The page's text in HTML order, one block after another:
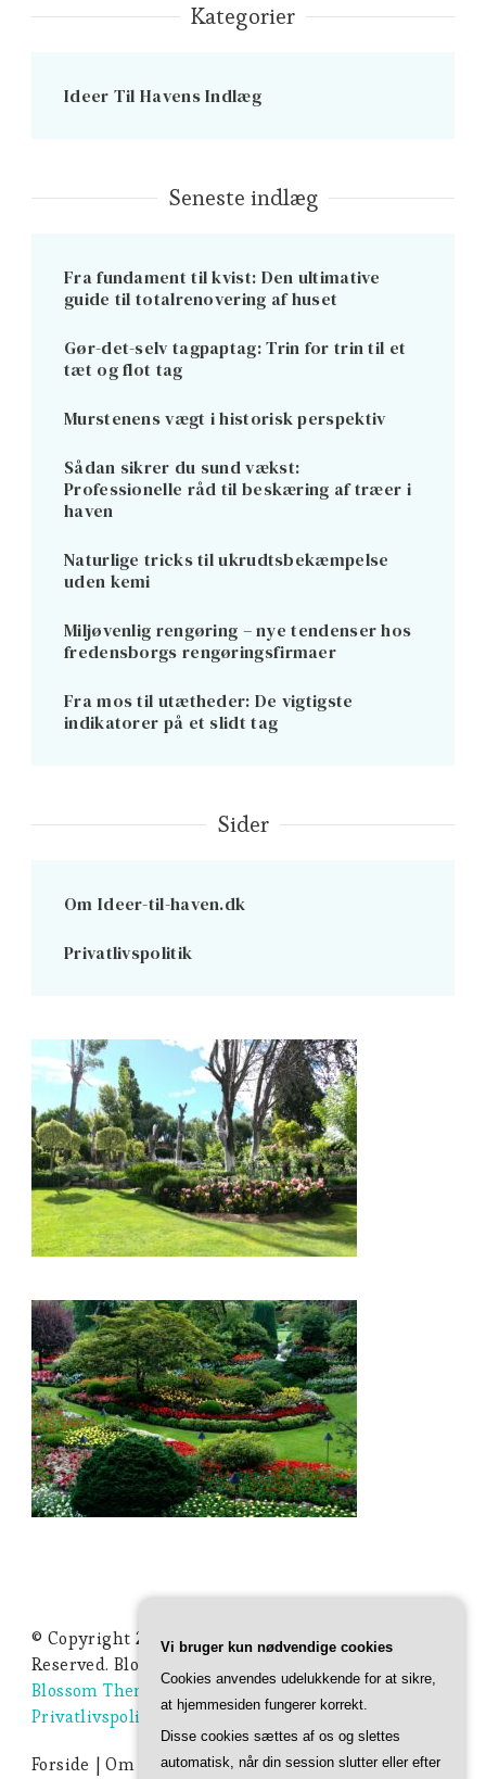
Kategorier
Ideer Til Havens Indlæg
Seneste indlæg
Fra fundament til kvist: Den ultimative
guide til totalrenovering af huset
Gør-det-selv tagpaptag: Trin for trin til et
tæt og flot tag
Murstenens vægt i historisk perspektiv
Sådan sikrer du sund vækst:
Professionelle råd til beskæring af træer i
haven
Naturlige tricks til ukrudtsbekæmpelse
uden kemi
Miljøvenlig rengøring – nye tendenser hos
fredensborgs rengøringsfirmaer
Fra mos til utætheder: De vigtigste
indikatorer på et slidt tag
Sider
Om Ideer-til-haven.dk
Privatlivspolitik
© Copyright 2026 Ideer Til Haven
. All Rights
Reserved.Blossom Studio | Developed By
Blossom Themes. Powered byWordPress .
Privatlivspolitik
Forside Om Ideer-til-haven.dk Privatlivspolitik
Vi bruger kun nødvendige cookies
Cookies anvendes udelukkende for at sikre,
at hjemmesiden fungerer korrekt.
Disse cookies sættes af os og slettes
automatisk, når din session slutter eller efter